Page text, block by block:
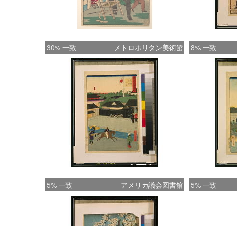
30% 一致 メトロポリタン美術館 8% 一致
5% 一致 アメリカ議会図書館 5% 一致